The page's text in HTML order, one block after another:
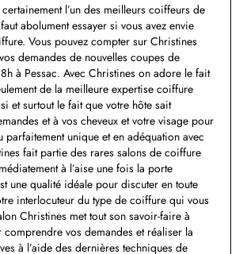
l’un des meilleurs coiffeurs de
abolument essayer si vous avez envie
Vous pouvez compter sur Christines
demandes de nouvelles coupes de
à Pessac. Avec Christines on adore le fait
de la meilleure expertise coiffure
et surtout le fait que votre hôte sait
et à vos cheveux et votre visage pour
parfaitement unique et en adéquation avec
fait partie des rares salons de coiffure
à l’aise une fois la porte
une qualité idéale pour discuter en toute
interlocuteur du type de coiffure qui vous
Christines met tout son savoir-faire à
vos demandes et réaliser la
à l’aide des dernières techniques de